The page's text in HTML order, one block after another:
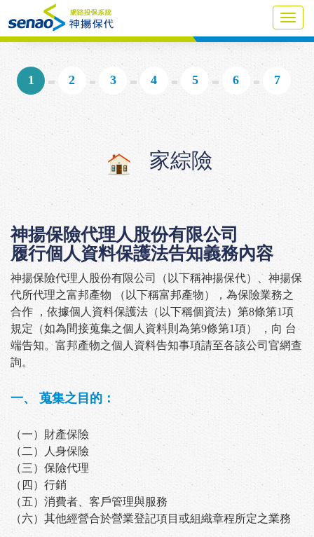
1 2 3 4 5 6 7
家綜險
神揚保險代理人股份有限公司
履行個人資料保護法告知義務內容
神揚保險代理人股份有限公司（以下稱神揚保代）、神揚保
代所代理之富邦產物 （以下稱富邦產物），為保險業務之
合作 ，依據個人資料保護法（以下稱個資法）第8條第1項
規定（如為間接蒐集之個人資料則為第9條第1項） ，向 台
端告知。 富邦產物之個人資料告知事項請至各該公司官網查
詢。
一、 蒐集之目的：
（一）財產保險
（二）人身保險
（三）保險代理
（四）行銷
（五）消費者、客戶管理與服務
（六）其他經營合於營業登記項目或組織章程所定之業務